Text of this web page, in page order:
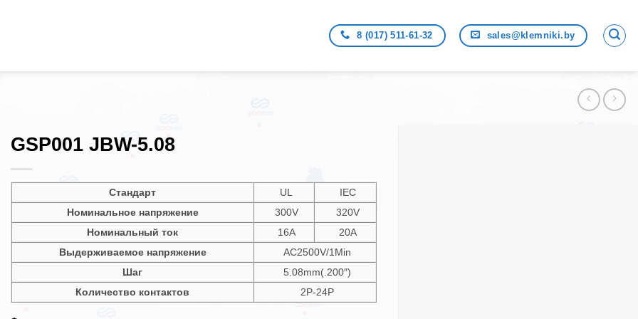
8 (017) 511-61-32 sales@klemniki.by
GSP001 JBW-5.08
Стандарт UL
IEC
Номинальное напряжение
300V
320V
Номинальный ток
16A
20A
Выдерживаемое напряжение
AC2500V/1Min
Шаг
5.08mm(.200″)
Количество контактов
2P-24P